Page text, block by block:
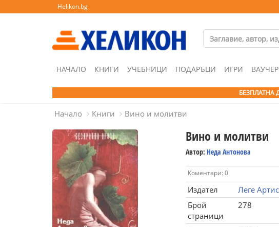
Helikon.bg
НАЧАЛО КНИГИ УЧЕБНИЦИ ПОДАРЪЦИ ИГРИ
БЕЗПЛАТНА
Начало Книги Вино и молитви
Вино и молитви
Автор: Неда Антонова
Коментари: 0
Издател
Леге Артис
Брой
страници
278